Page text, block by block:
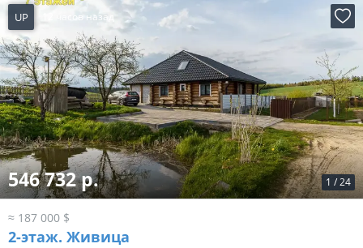
UP 12 часов назад
1 /24
546 732 р.
≈ 187 000 $
2-этаж. Живица